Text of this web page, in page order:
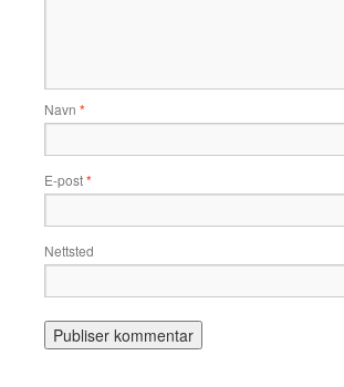
Navn *
E-post*
Nettsted